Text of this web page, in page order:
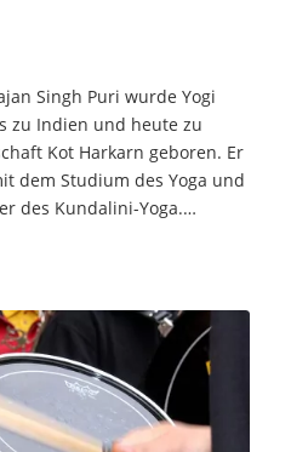
Singh Puri wurde Yogi
zu Indien und heute zu
Kot Harkarn geboren. Er
dem Studium des Yoga und
des Kundalini-Yoga.…